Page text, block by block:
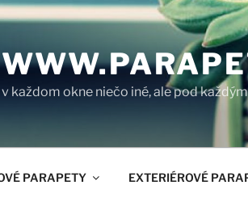
v každom okne niečo iné, ale pod
PARAPETY EXTERIÉROVÉ